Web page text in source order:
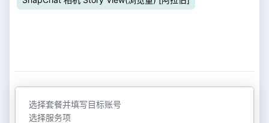
选择套餐并填写目标账号
选择服务项